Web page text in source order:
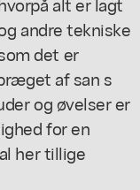
andre tekniske
det er
af san s
og øvelser er
for en
her tillige